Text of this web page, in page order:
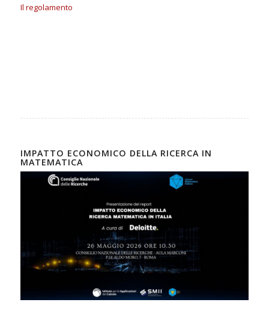
Il regolamento
IMPATTO ECONOMICO DELLA RICERCA IN
MATEMATICA